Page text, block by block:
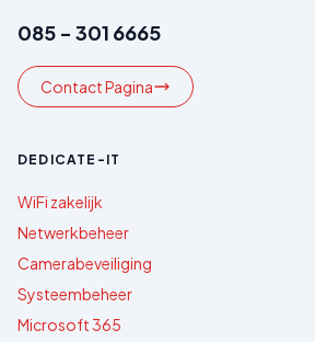
085 - 301 6665
Contact Pagina
DEDICATE-IT
WiFi zakelijk
Netwerkbeheer
Camerabeveiliging
Systeembeheer
Microsoft 365